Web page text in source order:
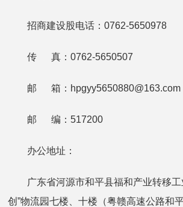
招商建设股电话：0762-5650978
传 真：0762-5650507
邮 箱：hpgyy5650880@163.com
邮 编：517200
办公地址：
广东省河源市和平县福和产业转移工
创”物流园七楼、十楼（粤赣高速公路和